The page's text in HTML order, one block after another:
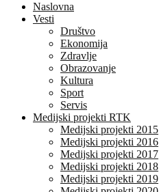
Naslovna
Vesti
Društvo
Ekonomija
Zdravlje
Obrazovanje
Kultura
Sport
Servis
Medijski projekti RTK
Medijski projekti 2015
Medijski projekti 2016
Medijski projekti 2017
Medijski projekti 2018
Medijski projekti 2019